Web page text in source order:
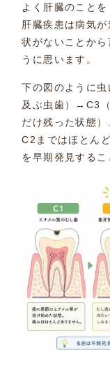
よく肝臓のこと
肝臓疾患は病気
状がないことか
うに思います。
下の図のように
及ぶ虫歯）→C3
だけ残った状態
C2まではほとん
を早期発見するこ